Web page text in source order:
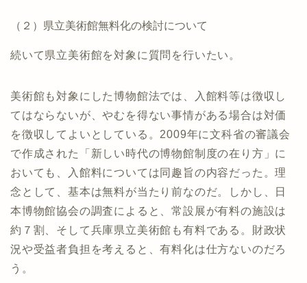
（２）県立美術館無料化の検討について
続いて県立美術館を対象に質問を行いたい。
美術館も対象にした博物館法では、入館料等は徴収し
てはならないが、やむを得ない事情がある場合は対価
を徴収してよいとしている。2009年に文科省の審議会
で作成された「新しい時代の博物館制度の在り方」に
おいても、入館料については同趣旨の内容だった。理
念として、基本は無料が当たり前なのだ。しかし、日
本博物館協会の調査によると、常設展が有料の施設は
約７割、そして兵庫県立美術館も有料である。財政状
況や受益者負担を考えると、有料化は仕方ないのだろ
う。